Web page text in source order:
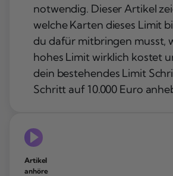
notwendig. Dieser Artikel
welche Karten dieses Limit
du dafür mitbringen musst,
hohes Limit wirklich kostet
dein bestehendes Limit
Schritt auf 10.000 Euro
Artikel
anhöre